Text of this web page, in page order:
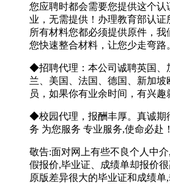
您应聘时都会需要您提供这个认
业，无需提供！办理教育部认证
所有材料您都必须提供原件，
您快速整合材料，让您少走弯路
◆招聘代理：本公司诚聘英国、
兰、美国、法国、德国、新加坡
员，如果你有业余时间，有兴趣
◆校园代理，报酬丰厚。真诚期
务 为您服务 专业服务,使命必赴！
敬告:面对网上有些不良个人中
假报价,毕业证、成绩单却报价
原版差异很大的毕业证和成绩单